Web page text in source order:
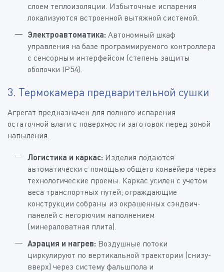
слоем теплоизоляции. Избыточные испарения
локализуются встроенной вытяжной системой.
Электроавтоматика: Автономный шкаф
управления на базе программируемого контроллера
с сенсорным интерфейсом (степень защиты
оболочки IP54).
3. Термокамера предварительной сушки
Агрегат предназначен для полного испарения
остаточной влаги с поверхности заготовок перед зоной
напыления.
Логистика и каркас: Изделия подаются
автоматически с помощью общего конвейера через
технологические проемы. Каркас усилен с учетом
веса транспортных путей; ограждающие
конструкции собраны из окрашенных сэндвич-
панелей с негорючим наполнением
(минераловатная плита).
Аэрация и нагрев: Воздушные потоки
циркулируют по вертикальной траектории (снизу-
вверх) через систему фальшпола и